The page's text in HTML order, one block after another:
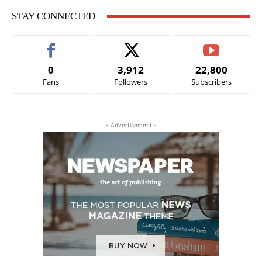
STAY CONNECTED
0
Fans
3,912
Followers
22,800
Subscribers
- Advertisement -